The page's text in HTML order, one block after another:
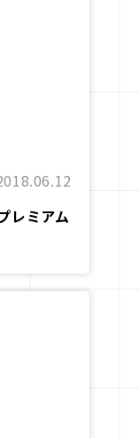
レミアム